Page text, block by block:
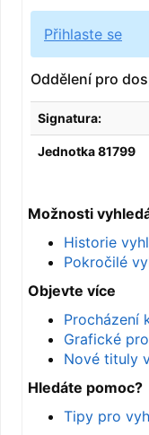
Přihlaste se
Oddělení pro
Signatura:
Jednotka 81799
Možnosti
Historie
Pokročilé
Objevte více
Procházení
Grafické
Nové tituly
Hledáte pomoc?
Tipy pro